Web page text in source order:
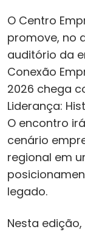
O Centro
promove, no
auditório da
Conexão
2026 chega
Liderança:
O encontro
cenário
regional em
legado.
Nesta